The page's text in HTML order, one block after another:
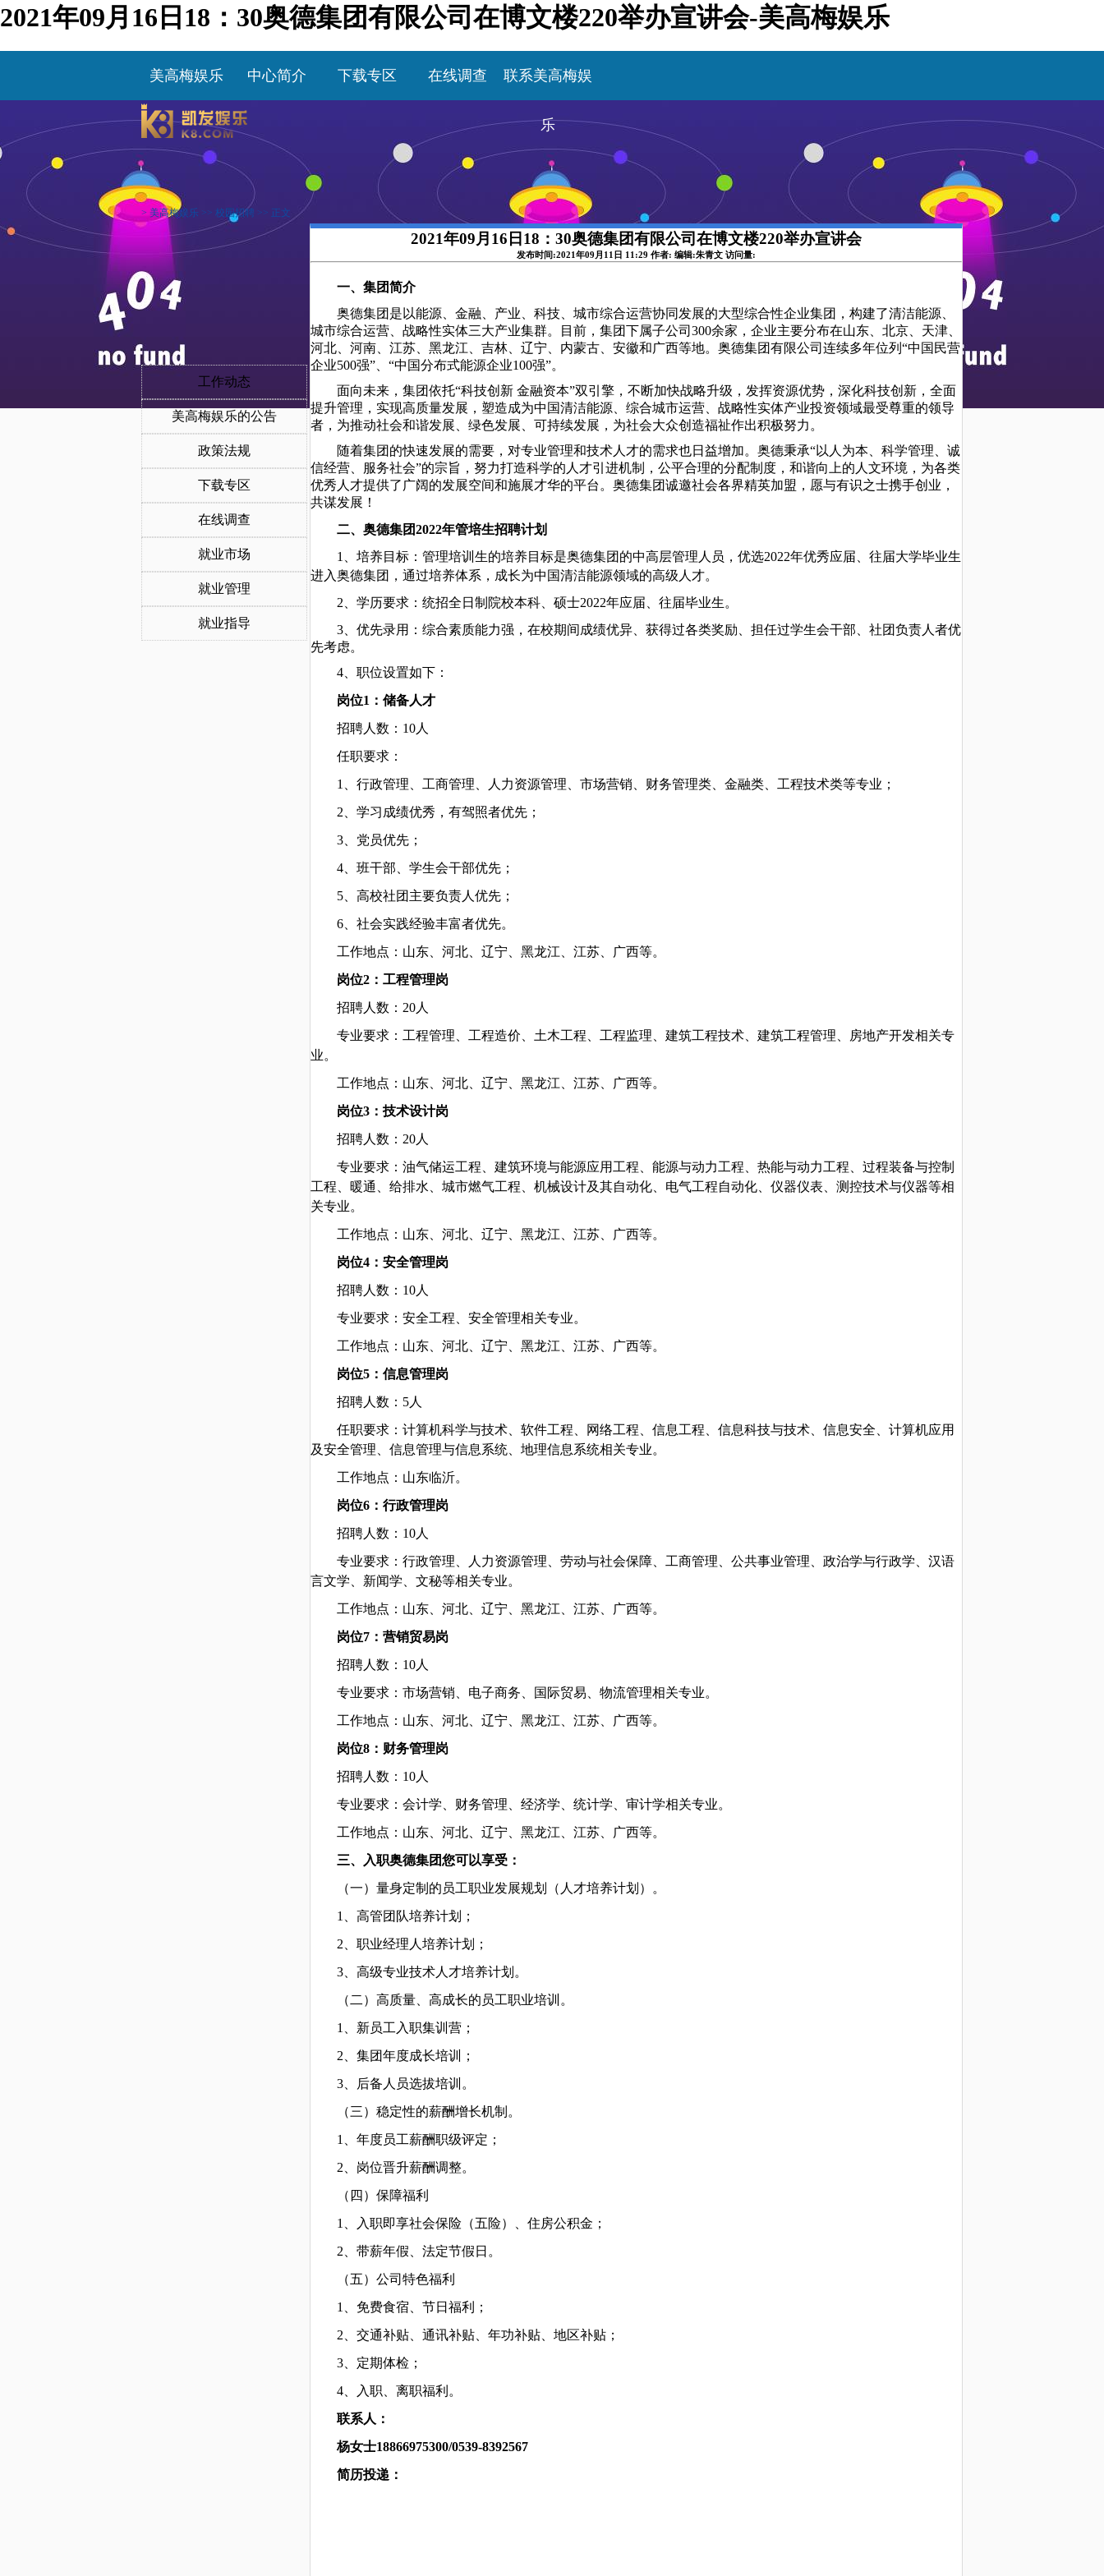
2021年09月16日18：30奥德集团有限公司在博文楼220举办宣讲会-美高梅娱乐
美高梅娱乐 中心简介 下载专区 在线调查 联系美高梅娱
乐
> 美高梅娱乐 >> 校园招聘 >> 正文
工作动态
美高梅娱乐的公告
政策法规
下载专区
在线调查
就业市场
就业管理
就业指导
2021年09月16日18：30奥德集团有限公司在博文楼220举办宣讲会
发布时间:2021年09月11日 11:29 作者: 编辑:朱青文 访问量:
一、集团简介
奥德集团是以能源、金融、产业、科技、城市综合运营协同发展的大型综合性企业集团，构建了清洁能源、
城市综合运营、战略性实体三大产业集群。目前，集团下属子公司 300余家，企业主要分布在山东、北京、天津、
河北、河南、江苏、黑龙江、吉林、辽宁、内蒙古、安徽和广西等地。奥德集团有限公司连续多年位列“中国民营
企业500强”、“中国分布式能源企业100强”。
面向未来，集团依托“科技创新 金融资本”双引擎，不断加快战略升级，发挥资源优势，深化科技创新，全面
提升管理，实现高质量发展，塑造成为中国清洁能源、综合城市运营、战略性实体产业投资领域最受尊重的领导
者，为推动社会和谐发展、绿色发展、可持续发展，为社会大众创造福祉作出积极努力。
随着集团的快速发展的需要，对专业管理和技术人才的需求也日益增加。奥德秉承“以人为本、科学管理、诚
信经营、
服务社会”的宗旨，努力打造科学的人才引进机制，公平合理的分配制度，和谐向上的人文环境，为各类
优秀人才提供了广阔的发展空间和施展才华的平台。奥德集团诚邀社会各界精英加盟，愿与有识之士携手创业，
共谋发展！
二、奥德集团2022年管培生招聘计划
1
培养目标： 管理培训生的培养目标是奥德集团 的中高层管理人员 ，优选2022年优秀应届 、往届大学毕业生
进入奥德集团，通过培养体系 ， 成长为中国清洁能源领域的高级人才。
2 、学历要求 ： 统招全日 制院校本科、硕士2022年应届、往届毕业生。
3 、优先录用：综合素质能力强，在校期间成绩优异、获得过各类奖励、担任过学生会干部、社团负责人者优
先考虑。
4
职位设置如下：
岗位1 ：储备人才
招聘人数： 10人
任职要求：
1
、行政管理、工商管理、人力资源管理、市场营销、财务管理类、金融类、工程技术类等专业；
2 、学习成绩优秀，有驾照者优先；
3 、党员优先；
4 、班干部、学生会干部优先；
5 、高校社团主要负责人优先；
6 、社会实践经验丰富者优先。
工作地点：山东、河北、辽宁、黑龙江、江苏、广西等。
岗位2 ：工程管理岗
招聘人数： 20人
专业要求：工程管理、工程造价、土木工程、工程监理、建筑工程技术、建筑工程管理、房地产开发相关专
业。
工作地点：山东、河北、辽宁、黑龙江、江苏、广西等。
岗位3 ：技术设计岗
招聘人数： 20人
专业要求：油气储运工程、建筑环境与能源应用工程、能源与动力工程、热能与动力工程、过程装备与控制
工程、暖通、给排水、城市燃气工程、机械设计及其自动化、电气工程自动化、仪器仪表、测控技术与仪器等相
关专业。
工作地点：山东、河北、辽宁、黑龙江、江苏、广西等。
岗位4 ：安全管理岗
招聘人数： 10人
专业要求：安全工程、安全管理相关专业。
工作地点：山东、河北、辽宁、黑龙江、江苏、广西等。
岗位5 ：信息管理岗
招聘人数： 5人
任职要求：计算机科学与技术、软件工程、网络工程、信息工程、信息科技与技术、信息安全、计算机应用
及安全管理、信息管理与信息系统、地理信息系统相关专业。
工作地点：山东临沂。
岗位6 ：行政管理岗
招聘人数： 10人
专业要求：行政管理、人力资源管理、劳动与社会保障、工商管理、公共事业管理、政治学与行政学、汉语
言文学、新闻学、文秘等相关专业。
工作地点：山东、河北、辽宁、黑龙江、江苏、广西等。
岗位7 ：营销贸易岗
招聘人数： 10人
专业要求：市场营销、电子商务、国际贸易、物流管理相关专业。
工作地点：山东、河北、辽宁、黑龙江、江苏、广西等。
岗位8 ：财务管理岗
招聘人数： 10人
专业要求：会计学、财务管理、经济学、统计学、审计学相关专业。
工作地点：山东、河北、辽宁、黑龙江、江苏、广西等。
三、入职奥德集团您可以享受：
（一）量身定制的员工职业发展规划（人才培养计划）。
1、 高管团队培养计划；
2、 职业经理人培养计划；
3、 高级专业技术人才培养计划。
（二）高质量、高成长的员工职业培训。
1、 新员工入职集训营；
2、 集团年度成长培训；
3 、后备人员选拔培训。
（三）稳定性的薪酬增长机制。
1、 年度员工薪酬职级评定；
2、 岗位晋升薪酬调整。
（四）保障福利
1、
入职即享社会保险（五险）、住房公积金；
2、 带薪年假、法定节假日。
（五）公司特色福利
1、 免费食宿、节日福利；
2、 交通补贴、通讯补贴、年功补贴、地区补贴；
3、 定期体检；
4、
入职、离职福利。
联系人：
杨女士18866975300/0539-8392567
简历投递：